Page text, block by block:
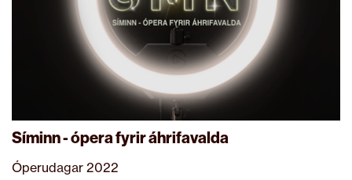
Síminn - ópera fyrir áhrifavalda
Óperudagar 2022